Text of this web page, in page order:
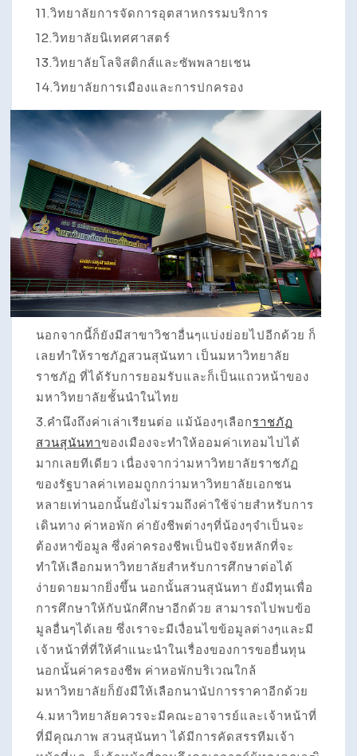
11.วิทยาลัยการจัดการอุตสาหกรรมบริการ
12.วิทยาลัยนิเทศศาสตร์
13.วิทยาลัยโลจิสติกส์และซัพพลายเชน
14.วิทยาลัยการเมืองและการปกครอง
นอกจากนี้ก็ยังมีสาขาวิชาอื่นๆแบ่งย่อยไปอีกด้วย ก็
เลยทำให้ราชภัฏสวนสุนันทา เป็นมหาวิทยาลัย
ราชภัฏ ที่ได้รับการยอมรับและก็เป็นแถวหน้าของ
มหาวิทยาลัยชั้นนำในไทย
3.คำนึงถึงค่าเล่าเรียนต่อ แม้น้องๆเลือกราชภัฏ
สวนสุนันทาของเมืองจะทำให้ออมค่าเทอมไปได้
มากเลยทีเดียว เนื่องจากว่ามหาวิทยาลัยราชภัฏ
ของรัฐบาลค่าเทอมถูกกว่ามหาวิทยาลัยเอกชน
หลายเท่านอกนั้นยังไม่รวมถึงค่าใช้จ่ายสำหรับการ
เดินทาง ค่าหอพัก ค่ายังชีพต่างๆที่น้องๆจำเป็นจะ
ต้องหาข้อมูล ซึ่งค่าครองชีพเป็นปัจจัยหลักที่จะ
ทำให้เลือกมหาวิทยาลัยสำหรับการศึกษาต่อได้
ง่ายดายมากยิ่งขึ้น นอกนั้นสวนสุนันทา ยังมีทุนเพื่อ
การศึกษาให้กับนักศึกษาอีกด้วย สามารถไปพบข้อ
มูลอื่นๆได้เลย ซึ่งเราจะมีเงื่อนไขข้อมูลต่างๆและมี
เจ้าหน้าที่ที่ให้คำแนะนำในเรื่องของการขอยื่นทุน
นอกนั้นค่าครองชีพ ค่าหอพักบริเวณใกล้
มหาวิทยาลัยก็ยังมีให้เลือกนานัปการราคาอีกด้วย
4.มหาวิทยาลัยควรจะมีคณะอาจารย์และเจ้าหน้าที่
ที่มีคุณภาพ สวนสุนันทา ได้มีการคัดสรรทีมเจ้า